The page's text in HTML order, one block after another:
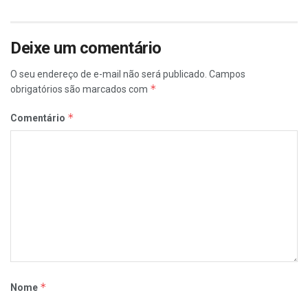
Deixe um comentário
O seu endereço de e-mail não será publicado. Campos
obrigatórios são marcados com *
Comentário *
Nome *